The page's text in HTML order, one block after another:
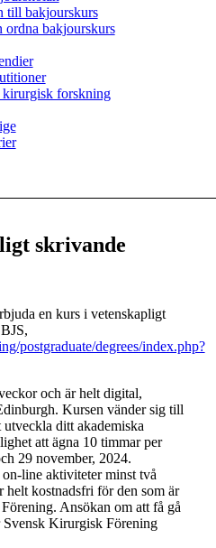
till bakjourskurs
ordna bakjourskurs
forskning
skrivande
en kurs i vetenskapligt
postgraduate/degrees/index.php?
och är helt digital,
Kursen vänder sig till
utveckla ditt akademiska
att ägna 10 timmar per
29 november, 2024.
line aktiviteter minst två
helt kostnadsfri för den som är
Ansökan om att få gå
Kirurgisk Förening